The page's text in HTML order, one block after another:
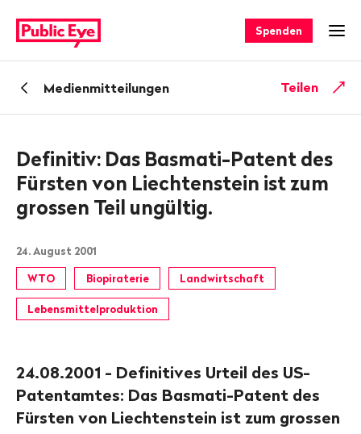
auf
publiceye.ch
Spenden
ZurückMedienmitteilungen Teilen
Definitiv: Das Basmati-Patent des
Fürsten von Liechtenstein ist zum
grossen Teil ungültig.
24. August 2001
WTO Biopiraterie Landwirtschaft
Lebensmittelproduktion
24.08.2001 - Definitives Urteil des US-
Patentamtes: Das Basmati-Patent des
Fürsten von Liechtenstein ist zum grossen